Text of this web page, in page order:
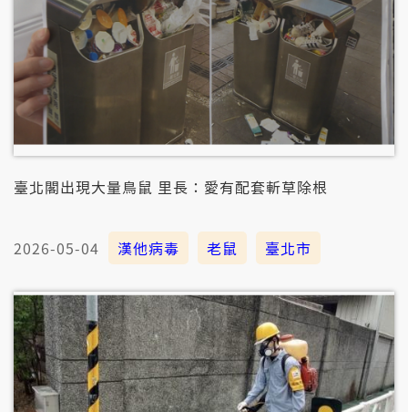
臺北閣出現大量鳥鼠 里長：愛有配套斬草除根
2026-05-04 漢他病毒 老鼠 臺北市